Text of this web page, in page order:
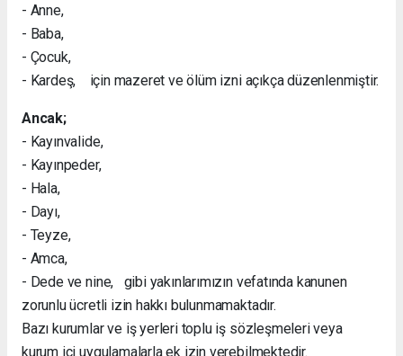
- Anne,
- Baba,
- Çocuk,
- Kardeş, için mazeret ve ölüm izni açıkça düzenlenmiştir.
Ancak;
- Kayınvalide,
- Kayınpeder,
- Hala,
- Dayı,
- Teyze,
- Amca,
- Dede ve nine, gibi yakınlarımızın vefatında kanunen
zorunlu ücretli izin hakkı bulunmamaktadır.
Bazı kurumlar ve iş yerleri toplu iş sözleşmeleri veya
kurum içi uygulamalarla ek izin verebilmektedir.